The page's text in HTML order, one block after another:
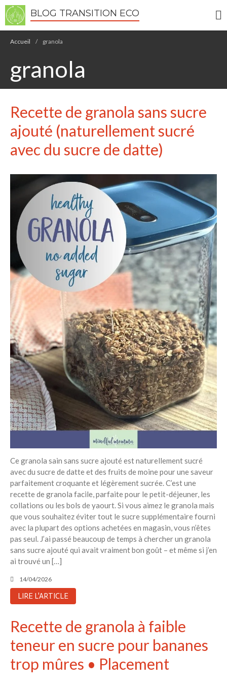
RECHERCHER
Recent Posts
6 éco-actions faciles à prendre
avec vos enfants
Réduire les déchets : votre
guide pour les citoyens et les
électeurs
Toits verts | Association
Permaculturelle
L’intelligence artificielle pour
prédire le succès des invasions
biologiques – The Applied
Ecologist
Utiliser l’apprentissage
automatique pour prédire le
succès d’une invasion – The
Applied Ecologist
Recent Comments
Aucun commentaire à afficher.
BLOG TRANSITION ECO
Accueil / granola
granola
Recette de granola sans sucre
ajouté (naturellement sucré
avec du sucre de datte)
Ce granola sain sans sucre ajouté est naturellement sucré
avec du sucre de datte et des fruits de moine pour une saveur
parfaitement croquante et légèrement sucrée. C’est une
recette de granola facile, parfaite pour le petit-déjeuner, les
collations ou les bols de yaourt. Si vous aimez le granola mais
que vous souhaitez éviter tout le sucre supplémentaire fourni
avec la plupart des options achetées en magasin, vous n’êtes
pas seul. J’ai passé beaucoup de temps à chercher un granola
sans sucre ajouté qui avait vraiment bon goût – et même si j’en
ai trouvé un […]
14/04/2026
LIRE L'ARTICLE
Recette de granola à faible
teneur en sucre pour bananes
trop mûres • Placement